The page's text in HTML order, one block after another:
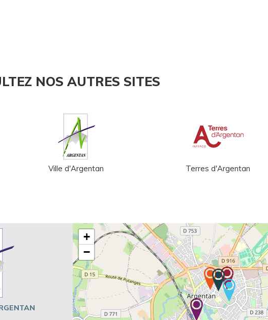
NOS AUTRES SITES
Ville d'Argentan Terres d'Argentan
+
−